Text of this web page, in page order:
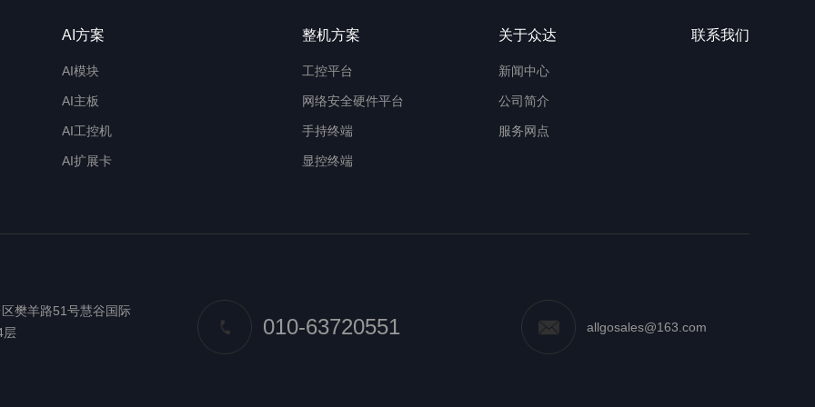
AI方案
AI模块
AI主板
AI工控机
AI扩展卡
整机方案
工控平台
网络安全硬件平台
手持终端
显控终端
关于众达
新闻中心
公司简介
服务网点
联系我们
樊羊路51号慧谷国际
层
010-63720551 allgosales@163.com